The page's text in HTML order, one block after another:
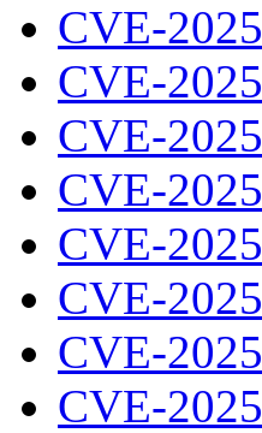
CVE-
CVE-
CVE-
CVE-
CVE-
CVE-
CVE-
CVE-